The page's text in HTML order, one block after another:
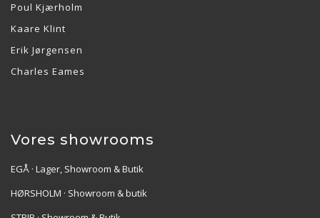
Poul Kjærholm
Kaare Klint
Erik Jørgensen
Charles Eames
Vores showrooms
EGÅ · Lager, Showroom & Butik
HØRSHOLM · Showroom & butik